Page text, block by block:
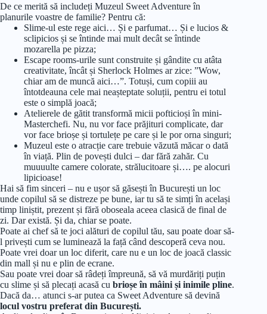
De ce merită să includeți Muzeul Sweet Adventure în
planurile voastre de familie? Pentru că:
Slime-ul este rege aici… Și e parfumat… Și e lucios &
sclipicios și se întinde mai mult decât se întinde
mozarella pe pizza;
Escape rooms-urile sunt construite și gândite cu atâta
creativitate, încât și Sherlock Holmes ar zice: ”Wow,
chiar am de muncă aici…”. Totuși, cum copiii au
întotdeauna cele mai neașteptate soluții, pentru ei totul
este o simplă joacă;
Atelierele de gătit transformă micii pofticioși în mini-
Masterchefi. Nu, nu vor face prăjituri complicate, dar
vor face brioșe și tortulețe pe care și le por orna singuri;
Muzeul este o atracție care trebuie văzută măcar o dată
în viață. Plin de povești dulci – dar fără zahăr. Cu
muuuulte camere colorate, strălucitoare și…. pe alocuri
lipicioase!
Hai să fim sinceri – nu e ușor să găsești în București un loc
unde copilul să se distreze pe bune, iar tu să te simți în același
timp liniștit, prezent și fără oboseala aceea clasică de final de
zi. Dar există. Și da, chiar se poate.
Poate ai chef să te joci alături de copilul tău, sau poate doar să-
l privești cum se luminează la față când descoperă ceva nou.
Poate vrei doar un loc diferit, care nu e un loc de joacă classic
din mall și nu e plin de ecrane.
Sau poate vrei doar să râdeți împreună, să vă murdăriți puțin
cu slime și să plecați acasă cu brioșe în mâini și inimile pline.
Dacă da… atunci s-ar putea ca Sweet Adventure să devină
locul vostru preferat din București.